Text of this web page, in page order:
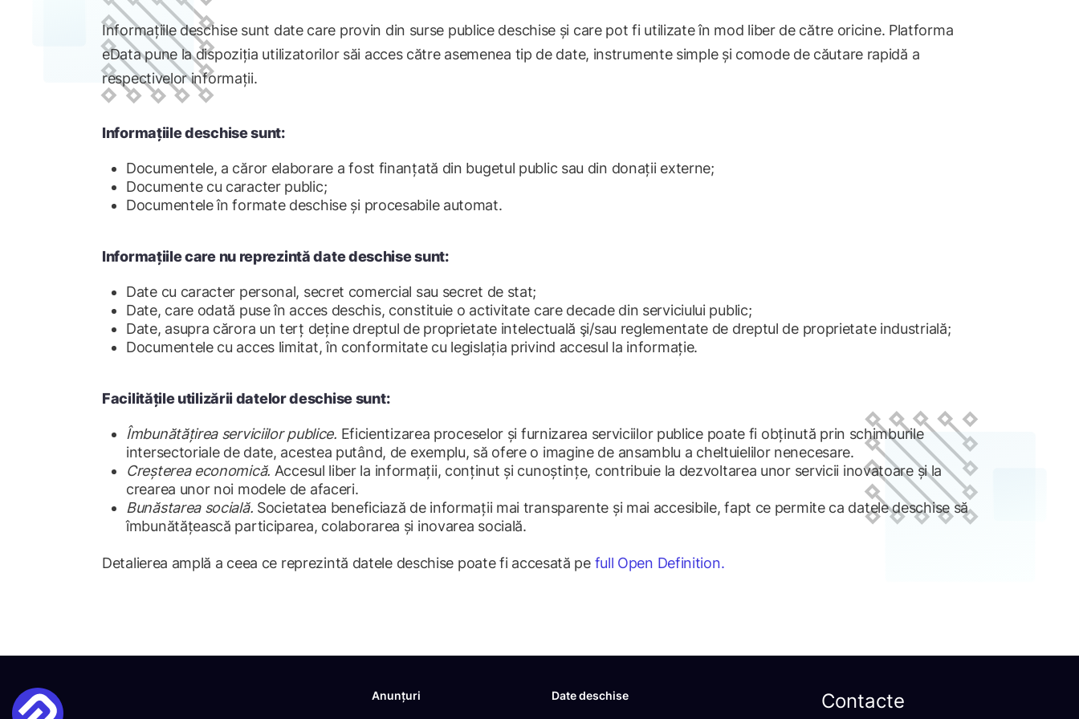
Informațiile deschise sunt date care provin din surse publice deschise și care pot fi utilizate în mod liber de către oricine. Platforma
eData pune la dispoziția utilizatorilor săi acces către asemenea tip de date, instrumente simple și comode de căutare rapidă a
respectivelor informații.
Informațiile deschise sunt:
Documentele, a căror elaborare a fost finanțată din bugetul public sau din donații externe;
Documente cu caracter public;
Documentele în formate deschise și procesabile automat.
Informațiile care nu reprezintă date deschise sunt:
Date cu caracter personal, secret comercial sau secret de stat;
Date, care odată puse în acces deschis, constituie o activitate care decade din serviciului public;
Date, asupra cărora un terț deține dreptul de proprietate intelectuală şi/sau reglementate de dreptul de proprietate industrială;
Documentele cu acces limitat, în conformitate cu legislația privind accesul la informație.
Facilitățile utilizării datelor deschise sunt:
Îmbunătățirea serviciilor publice. Eficientizarea proceselor și furnizarea serviciilor publice poate fi obținută prin schimburile
intersectoriale de date, acestea putând, de exemplu, să ofere o imagine de ansamblu a cheltuielilor nenecesare.
Creșterea economică. Accesul liber la informații, conținut și cunoștințe, contribuie la dezvoltarea unor servicii inovatoare și la
crearea unor noi modele de afaceri.
Bunăstarea socială. Societatea beneficiază de informații mai transparente și mai accesibile, fapt ce permite ca datele deschise să
îmbunătățească participarea, colaborarea și inovarea socială.
Detalierea amplă a ceea ce reprezintă datele deschise poate fi accesată pe full Open Definition.
Anunțuri Date deschise Contacte